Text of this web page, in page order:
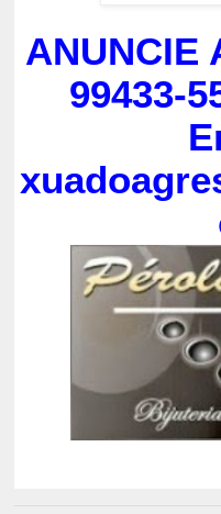
ANUNCIE
99433-